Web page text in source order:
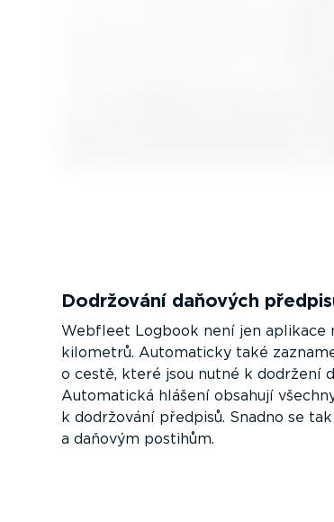
Dodržování daňových
Webfleet Logbook není jen aplikace
kilometrů. Automaticky také
o cestě, které jsou nutné k dodržení
Automatická hlášení obsahují
k dodržování předpisů. Snadno se
a daňovým postihům.